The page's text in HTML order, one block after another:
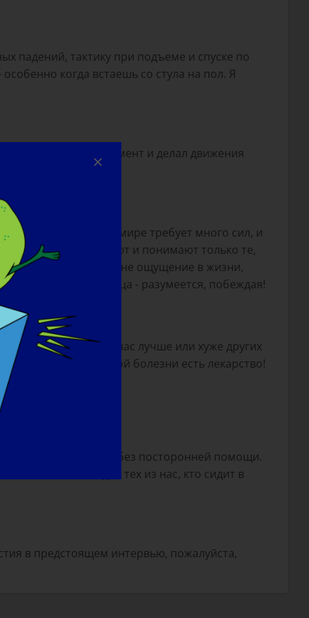
падений, тактику при подъеме и спуске по
когда встаешь со стула на пол. Я
я держал инструмент и делал движения
в таком сложном мире требует много сил, и
которые знают и понимают только те,
возможно, дал мне ощущение в жизни,
сражаться до конца - разумеется, побеждая!
этого не делает нас лучше или хуже других
- что от этой болезни есть лекарство!
сидеть и стоять без посторонней помощи.
мечтой для тех из нас, кто сидит в
в предстоящем интервью, пожалуйста,